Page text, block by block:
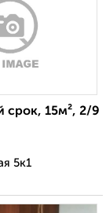
срок, 15м², 2/9
5к1